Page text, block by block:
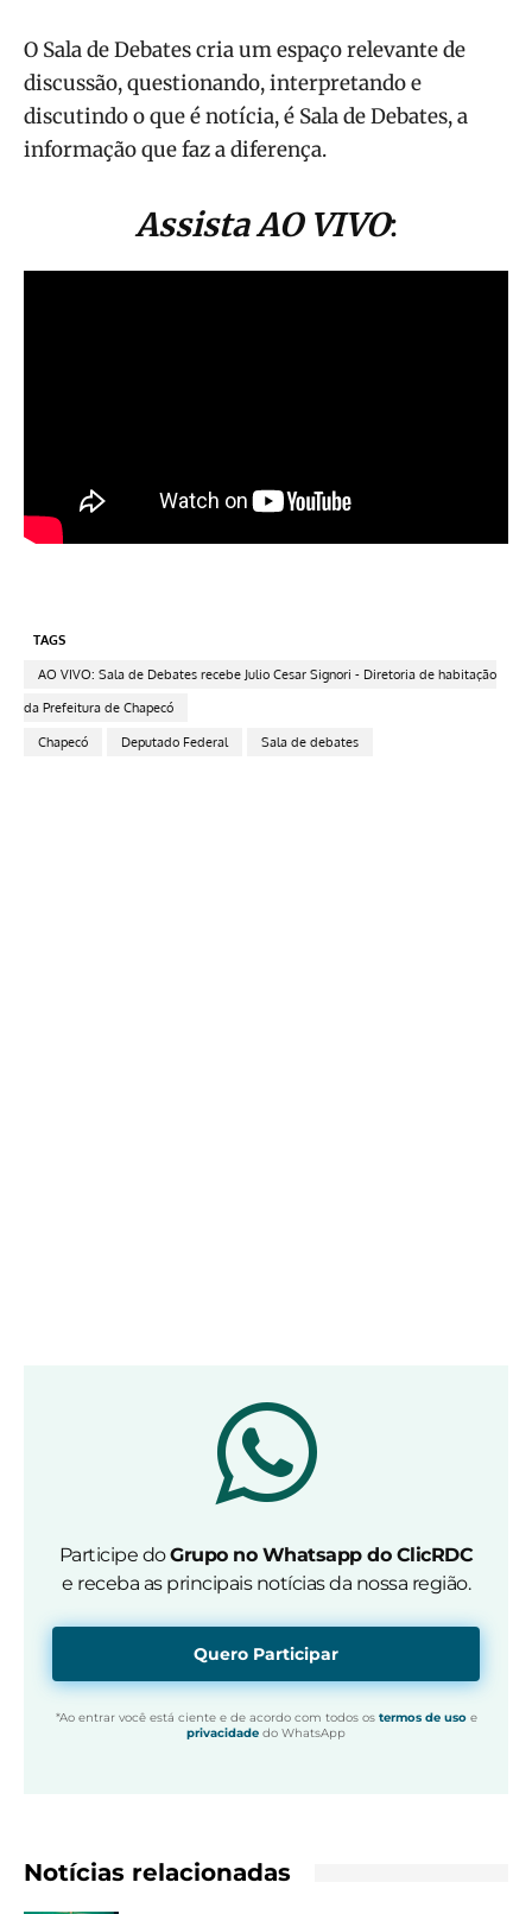
O Sala de Debates cria um espaço relevante de
discussão, questionando, interpretando e
discutindo o que é notícia, é Sala de Debates, a
informação que faz a diferença.
Assista AO VIVO:
TAGS
AO VIVO: Sala de Debates recebe Julio Cesar Signori - Diretoria de habitação
da Prefeitura de Chapecó
Chapecó Deputado Federal Sala de debates
Participe doGrupo no Whatsapp do ClicRDC
e receba as principais notícias da nossa região.
Quero Participar
*Ao entrar você está ciente e de acordo com todos os termos de usoe
privacidade do WhatsApp
Notícias relacionadas